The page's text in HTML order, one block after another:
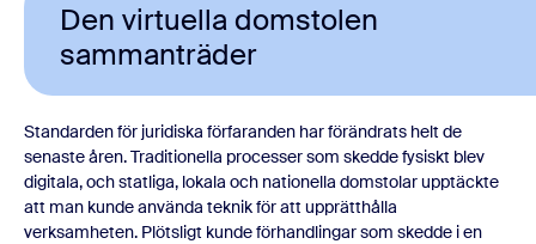
Den virtuella domstolen
sammanträder
Standarden för juridiska förfaranden har förändrats helt de
senaste åren. Traditionella processer som skedde fysiskt blev
digitala, och statliga, lokala och nationella domstolar upptäckte
att man kunde använda teknik för att upprätthålla
verksamheten. Plötsligt kunde förhandlingar som skedde i en